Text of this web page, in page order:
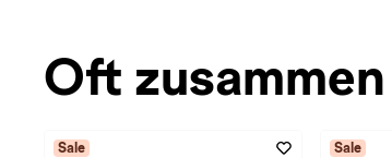
Oft
Sale Sale